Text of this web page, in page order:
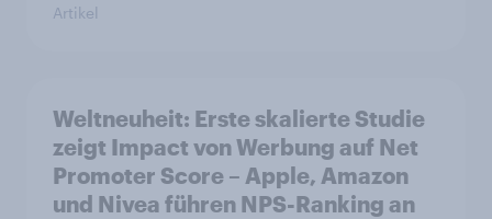
Artikel
Weltneuheit: Erste skalierte Studie
zeigt Impact von Werbung auf Net
Promoter Score – Apple, Amazon
und Nivea führen NPS-Ranking an